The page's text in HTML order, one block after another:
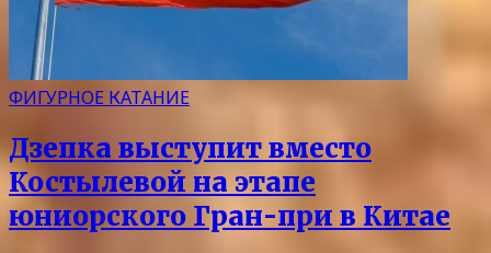
ФИГУРНОЕ КАТАНИЕ
Дзепка выступит вместо
Костылевой на этапе
юниорского Гран-при в Китае